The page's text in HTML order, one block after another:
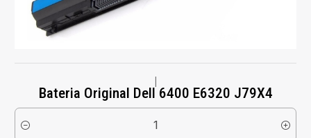
Bateria Original Dell 6400 E6320 J79X4
Cantidad